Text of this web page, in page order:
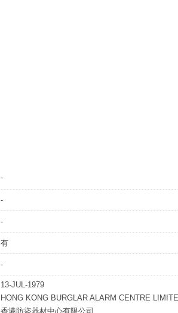
-
-
-
有
-
13-JUL-1979
HONG KONG BURGLAR ALARM CENTRE
香港防盜器材中心有限公司